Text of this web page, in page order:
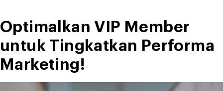
Kamu!”
Optimalkan VIP Member
untuk Tingkatkan Performa
Marketing!